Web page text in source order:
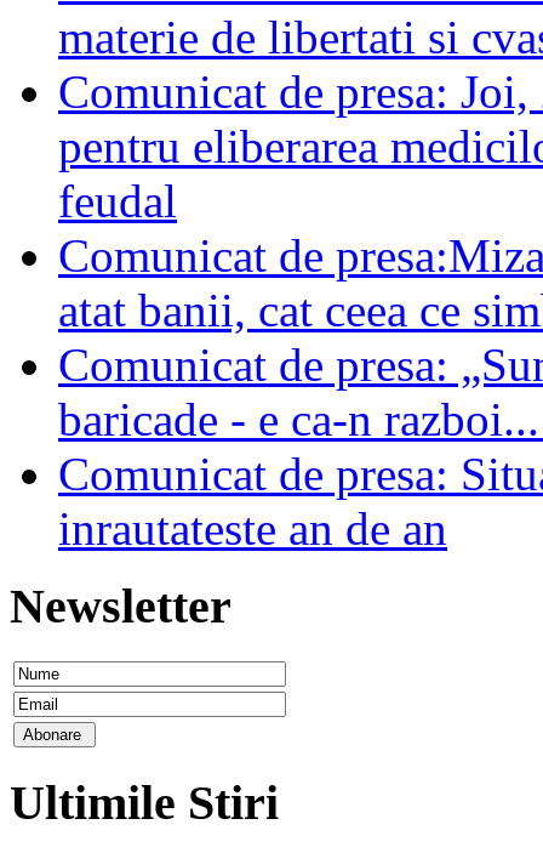
materie de libertati si
Comunicat de presa:
pentru eliberarea
feudal
Comunicat de
atat banii, cat ceea ce
Comunicat de presa:
baricade - e ca-n
Comunicat de presa:
inrautateste an de an
Newsletter
Ultimile Stiri